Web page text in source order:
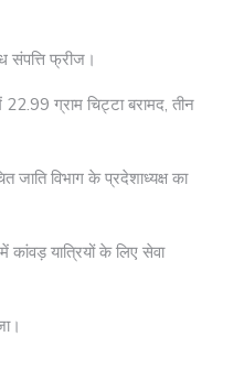
संपत्ति फ्रीज।
में 22.99 ग्राम चिट्टा बरामद, तीन
विभाग के प्रदेशाध्यक्ष का
कांवड़ यात्रियों के लिए सेवा